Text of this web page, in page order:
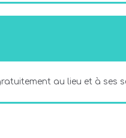
au lieu et à ses